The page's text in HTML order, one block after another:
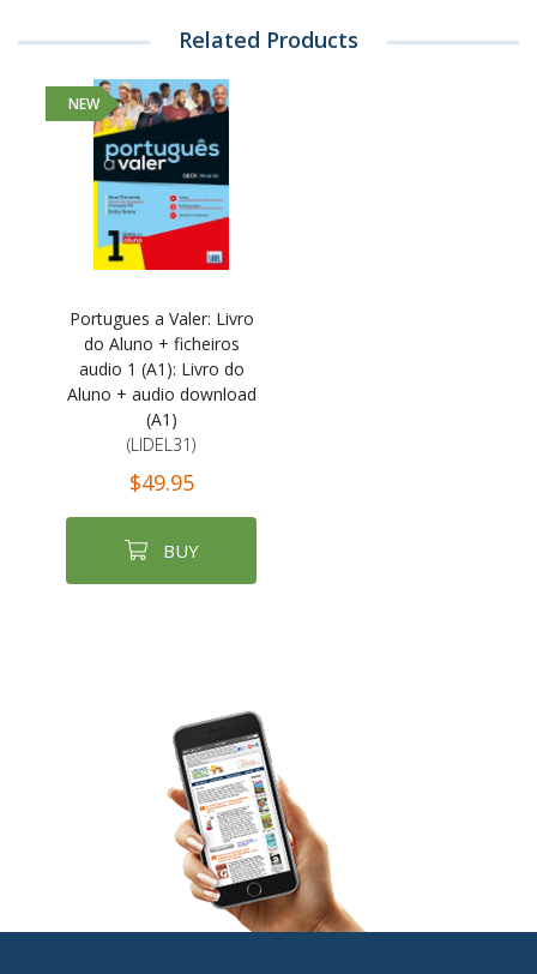
Related Products
NEW
Portugues a Valer: Livro
do Aluno + ficheiros
audio 1 (A1): Livro do
Aluno + audio download
(A1)
(LIDEL31)
$49.95
BUY